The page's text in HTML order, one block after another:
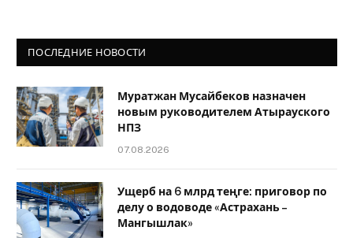
ПОСЛЕДНИЕ НОВОСТИ
Муратжан Мусайбеков назначен
новым руководителем Атырауского
НПЗ
07.08.2026
Ущерб на 6 млрд теңге: приговор по
делу о водоводе «Астрахань –
Мангышлак»